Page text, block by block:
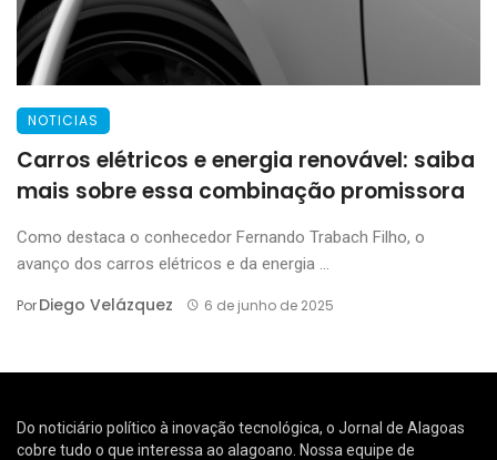
NOTICIAS
Carros elétricos e energia renovável: saiba
mais sobre essa combinação promissora
Como destaca o conhecedor Fernando Trabach Filho, o
avanço dos carros elétricos e da energia ...
PorDiego Velázquez 6 de junho de 2025
Do noticiário político à inovação tecnológica, o Jornal de Alagoas
cobre tudo o que interessa ao alagoano. Nossa equipe de